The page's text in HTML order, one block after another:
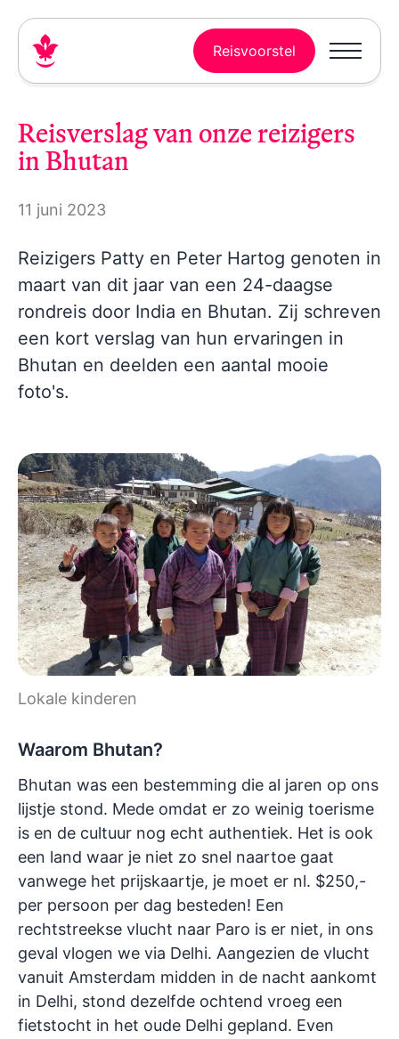
Reisvoorstel
Reisverslag van onze reizigers
in Bhutan
11 juni 2023
Reizigers Patty en Peter Hartog genoten in
maart van dit jaar van een 24-daagse
rondreis door India en Bhutan. Zij schreven
een kort verslag van hun ervaringen in
Bhutan en deelden een aantal mooie
foto's.
Lokale kinderen
Waarom Bhutan?
Bhutan was een bestemming die al jaren op ons
lijstje stond. Mede omdat er zo weinig toerisme
is en de cultuur nog echt authentiek. Het is ook
een land waar je niet zo snel naartoe gaat
vanwege het prijskaartje, je moet er nl. $250,-
per persoon per dag besteden! Een
rechtstreekse vlucht naar Paro is er niet, in ons
geval vlogen we via Delhi. Aangezien de vlucht
vanuit Amsterdam midden in de nacht aankomt
in Delhi, stond dezelfde ochtend vroeg een
fietstocht in het oude Delhi gepland. Even